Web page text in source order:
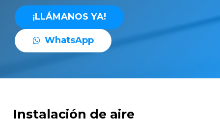
¡LLÁMANOS YA!
WhatsApp
Instalación de aire